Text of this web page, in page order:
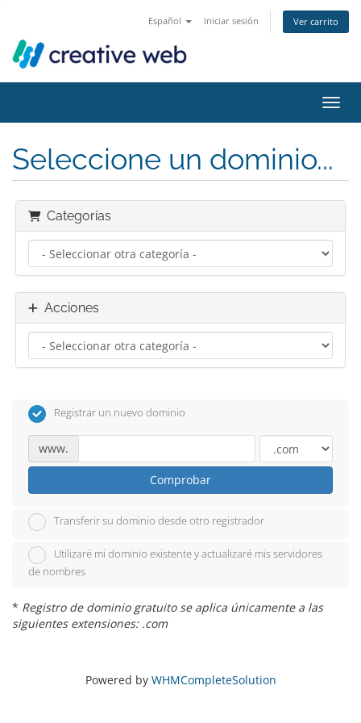
Español Iniciar sesión Ver carrito
Seleccione un dominio...
Categorías
Acciones
Registrar un nuevo dominio
www.
Comprobar
Transferir su dominio desde otro registrador
Utilizaré mi dominio existente y actualizaré mis servidores
de nombres
* Registro de dominio gratuito se aplica únicamente a las
siguientes extensiones: .com
Powered by WHMCompleteSolution